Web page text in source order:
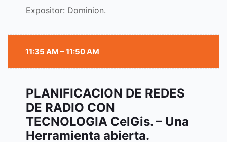
Expositor: Dominion.
11:35 AM – 11:50 AM
PLANIFICACION DE REDES
DE RADIO CON
TECNOLOGIA CelGis. – Una
Herramienta abierta.